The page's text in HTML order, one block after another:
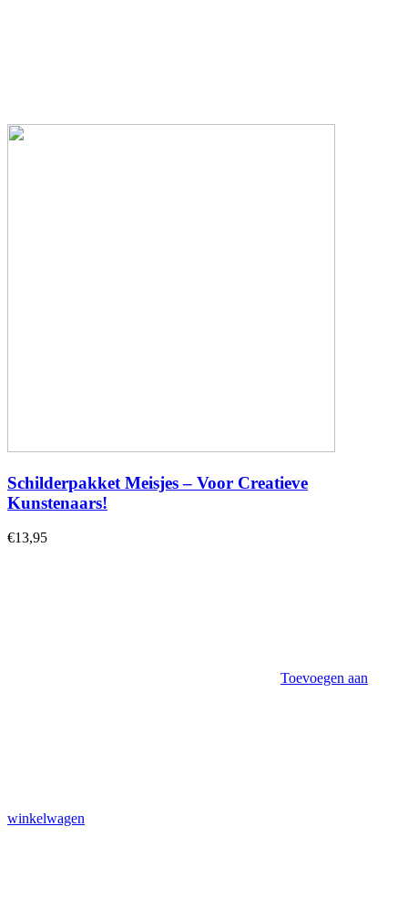
Schilderpakket Meisjes – Voor Creatieve
Kunstenaars!
€13,95
Toevoegen aan
winkelwagen